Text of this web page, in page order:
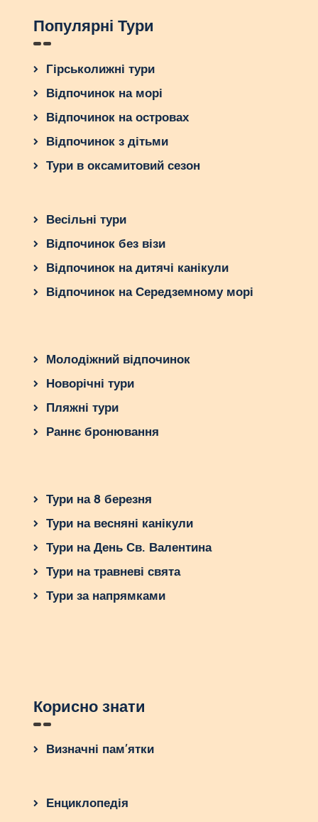
Популярні Тури
Гірськолижні тури
Відпочинок на морі
Відпочинок на островах
Відпочинок з дітьми
Тури в оксамитовий сезон
Весільні тури
Відпочинок без візи
Відпочинок на дитячі канікули
Відпочинок на Середземному морі
Молодіжний відпочинок
Новорічні тури
Пляжні тури
Раннє бронювання
Тури на 8 березня
Тури на весняні канікули
Тури на День Св. Валентина
Тури на травневі свята
Тури за напрямками
Корисно знати
Визначні пам’ятки
Енциклопедія